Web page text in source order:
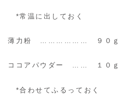
*常温に出しておく
薄力粉 ……………… ９０ｇ
ココアパウダー …… １０ｇ
*合わせてふるっておく